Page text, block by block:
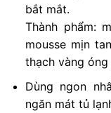
bắt mắt.
Thành phẩm:
mousse mịn
thạch vàng
Dùng ngon
ngăn mát tủ